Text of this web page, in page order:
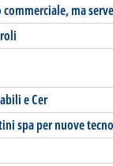
ma
e Cer
spa per nuove